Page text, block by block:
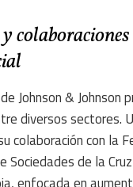
Johnson & Johnson
diversos sectores.
colaboración con la
Sociedades de la